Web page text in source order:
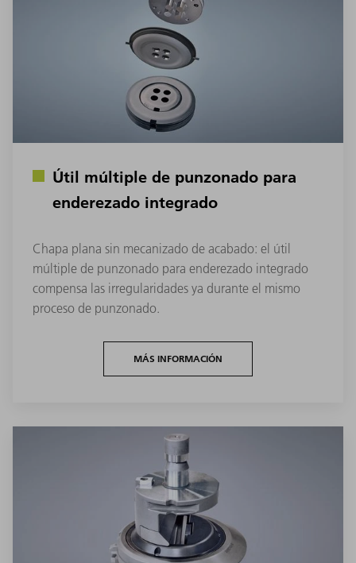
Útil múltiple de punzonado para
enderezado integrado
Chapa plana sin mecanizado de acabado: el útil
múltiple de punzonado para enderezado integrado
compensa las irregularidades ya durante el mismo
proceso de punzonado.
MÁS INFORMACIÓN